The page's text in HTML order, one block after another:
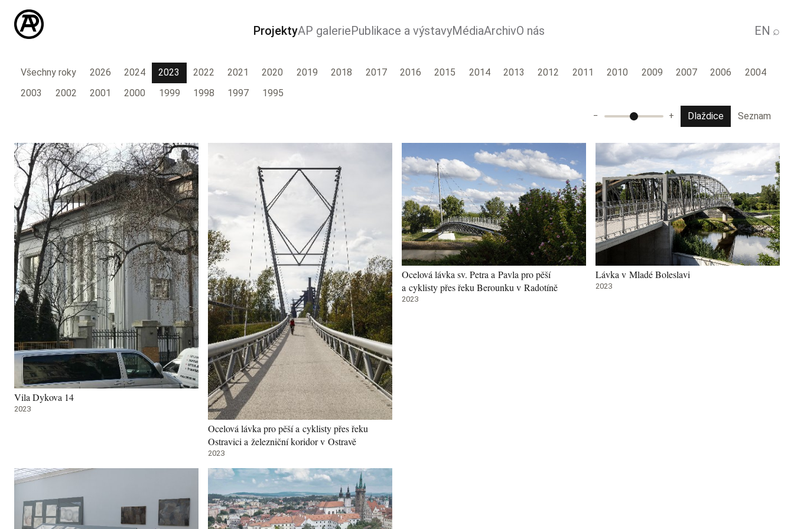
ProjektyAP galeriePublikace a výstavyMédiaArchivO nás EN ⌕
Všechny roky 2026 2024 2023 2022 2021 2020 2019 2018 2017 2016 2015 2014 2013 2012 2011 2010 2009 2007 2006
2004
2003
2002 2001 2000 1999 1998 1997 1995
− + Dlaždice Seznam
Vila Dykova 14
2023
Ocelová lávka pro pěší a cyklisty přes řeku
Ostravici a železniční koridor v Ostravě
2023
Ocelová lávka sv. Petra a Pavla pro pěší
a cyklisty přes řeku Berounku v Radotíně
2023
Lávka v Mladé Boleslavi
2023